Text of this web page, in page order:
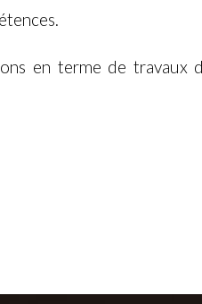
en terme de travaux